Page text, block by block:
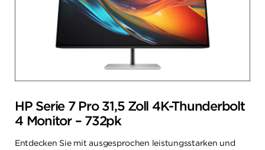
HP Serie 7 Pro 31,5 Zoll 4K-Thunderbolt
4 Monitor – 732pk
Entdecken Sie mit ausgesprochen leistungsstarken und